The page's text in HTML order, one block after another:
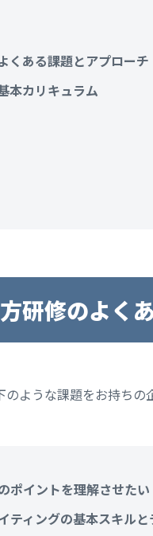
くある課題とアプローチ
本カリキュラム
研修のよく
ような課題をお持ち
ポイントを理解させたい
ティングの基本スキル